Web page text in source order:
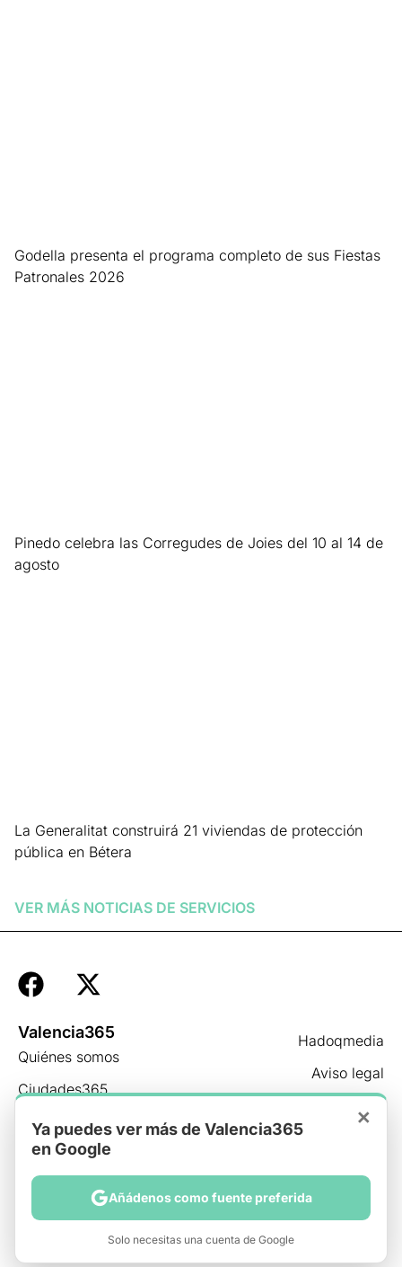
Godella presenta el programa completo de sus Fiestas
Patronales 2026
Pinedo celebra las Corregudes de Joies del 10 al 14 de
agosto
La Generalitat construirá 21 viviendas de protección
pública en Bétera
VER MÁS NOTICIAS DE SERVICIOS
Hadoqmedia
Aviso legal
Valencia365
Quiénes somos
Ciudades365
Equipo
Newsletter
Contacto
×
Ya puedes ver más de Valencia365
en Google
Añádenos como fuente preferida
Solo necesitas una cuenta de Google